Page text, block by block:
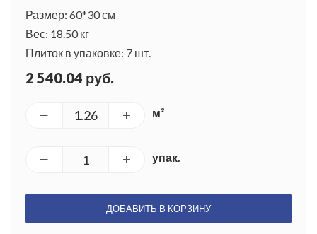
Размер: 60*30 см
Вес: 18.50 кг
Плиток в упаковке: 7 шт.
2 540.04 руб.
м²
упак.
ДОБАВИТЬ В КОРЗИНУ